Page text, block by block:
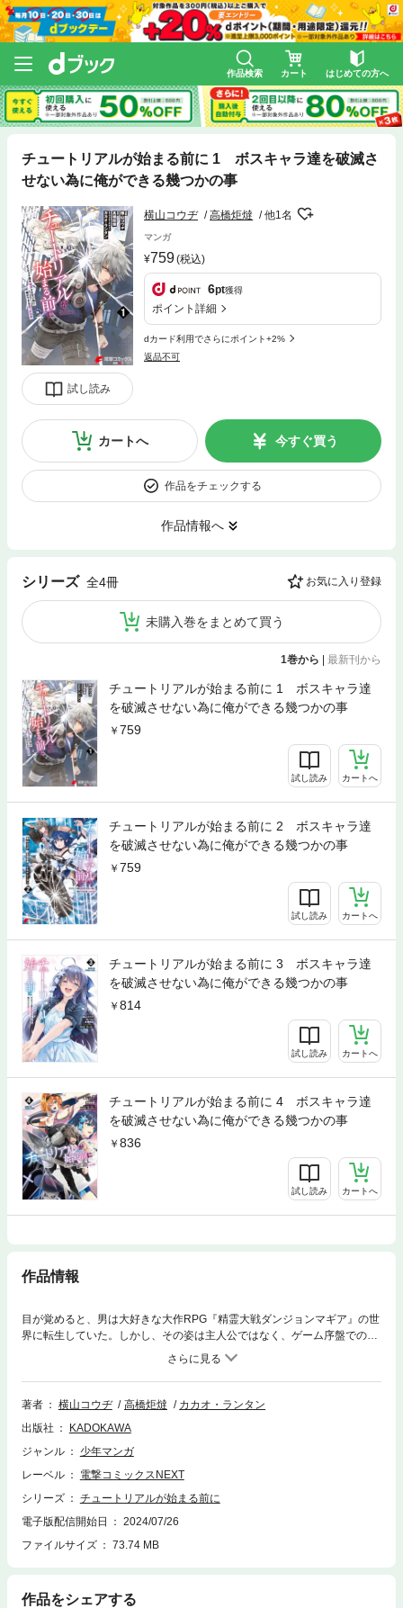
作品検索 カート はじめての方へ
チュートリアルが始まる前に 1 ボスキャラ達を破滅さ
せない為に俺ができる幾つかの事
試し読み
横山コウヂ 高橋炬燵 他1名
マンガ
759(税込)
6pt獲得
ポイント詳細
dカード利用でさらにポイント+2%
返品不可
カートへ 今すぐ買う
作品をチェックする
作品情報へ
シリーズ 全4冊 お気に入り登録
未購入巻をまとめて買う
1巻から | 最新刊から
チュートリアルが始まる前に 1 ボスキャラ達
を破滅させない為に俺ができる幾つかの事
759
試し読み カートへ
チュートリアルが始まる前に 2 ボスキャラ達
を破滅させない為に俺ができる幾つかの事
759
試し読み カートへ
チュートリアルが始まる前に 3 ボスキャラ達
を破滅させない為に俺ができる幾つかの事
814
試し読み カートへ
チュートリアルが始まる前に 4 ボスキャラ達
を破滅させない為に俺ができる幾つかの事
836
試し読み カートへ
作品情報
目が覚めると、男は大好きな大作RPG『精霊大戦ダンジョンマギア』の世
界に転生していた。しかし、その姿は主人公ではなく、ゲーム序盤での破
滅が約束されたクソ雑魚の中ボス……。遠くはない未来に死んでしまう自
分、そして病に蝕まれた姉を救うため、彼はシナリオへの叛逆を始める。
「第7回カクヨムWeb小説コンテスト」異世界ファンタジー部門《大賞》
受賞ならびに「このライトノベルがすごい２０２４（宝島社刊）」単行本
著者 横山コウヂ 高橋炬燵
カカオ・ランタン
出版社
KADOKAWA
ジャンル
少年マンガ
レーベル
電撃コミックスNEXT
シリーズ
チュートリアルが始まる前に
電子版配信開始日
2024/07/26
ファイルサイズ
73.74 MB
作品をシェアする